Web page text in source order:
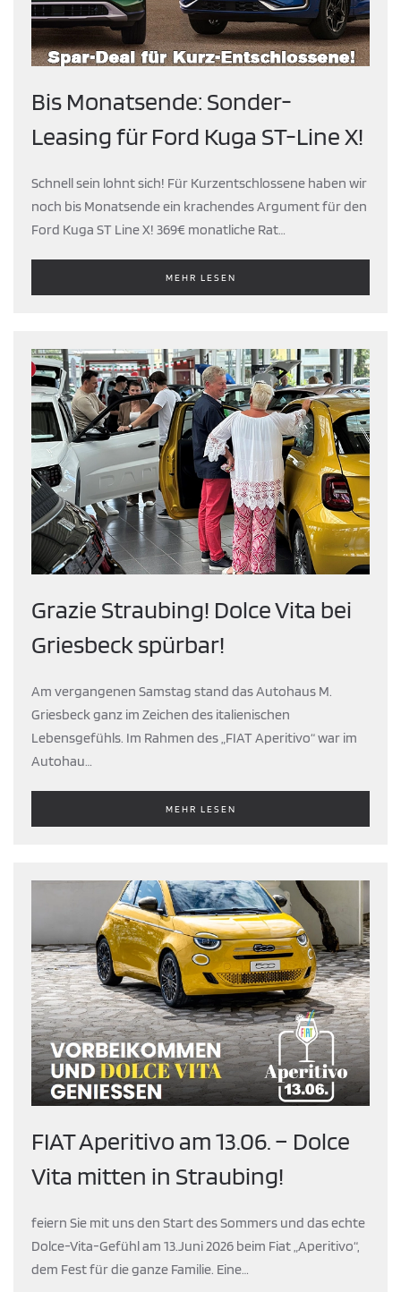
Bis Monatsende: Sonder-
Leasing für Ford Kuga ST-Line X!
Schnell sein lohnt sich! Für Kurzentschlossene haben wir
noch bis Monatsende ein krachendes Argument für den
Ford Kuga ST Line X! 369€ monatliche Rat…
MEHR LESEN
Grazie Straubing! Dolce Vita bei
Griesbeck spürbar!
Am vergangenen Samstag stand das Autohaus M.
Griesbeck ganz im Zeichen des italienischen
Lebensgefühls. Im Rahmen des „FIAT Aperitivo“ war im
Autohau…
MEHR LESEN
FIAT Aperitivo am 13.06. – Dolce
Vita mitten in Straubing!
feiern Sie mit uns den Start des Sommers und das echte
Dolce-Vita-Gefühl am 13.Juni 2026 beim Fiat „Aperitivo“,
dem Fest für die ganze Familie. Eine…